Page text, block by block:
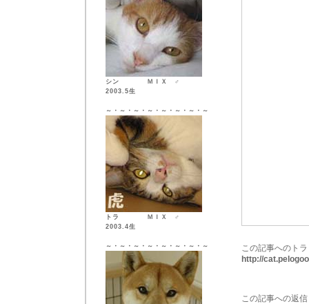
シン ＭＩＸ ♂
2003.5生
～・～・～・～・～・～・～・～
トラ ＭＩＸ ♂
2003.4生
～・～・～・～・～・～・～・～
この記事へのト
http://
この記事への返信